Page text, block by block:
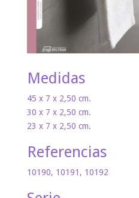
Medidas
45 x 7 x 2,50 cm.
30 x 7 x 2,50 cm.
23 x 7 x 2,50 cm.
Referencias
10190, 10191, 10192